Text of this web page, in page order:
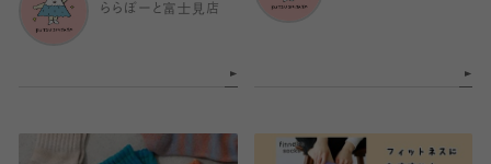
ららぽーと富士見店